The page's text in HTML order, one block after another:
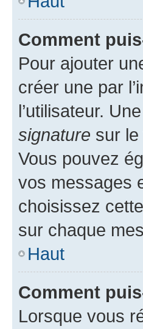
Comment
Pour ajouter
créer une par
l’utilisateur.
signature sur
Vous pouvez
vos messages
choisissez
sur chaque
Haut
Comment
Lorsque vous